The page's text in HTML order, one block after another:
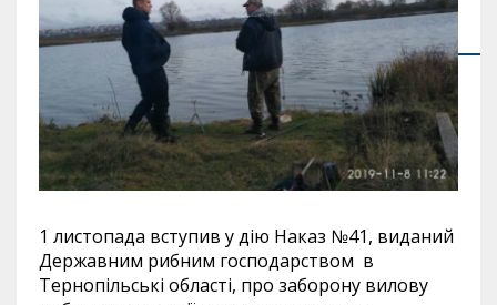
1 листопада вступив у дію Наказ №41, виданий
Державним рибним господарством в
Тернопільські області, про заборону вилову